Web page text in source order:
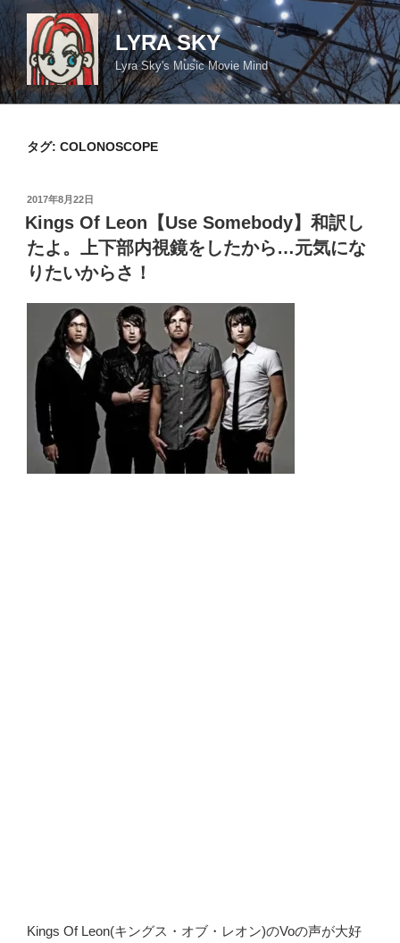
コ
ン
テ
ン
ツ
LYRA SKY
Lyra Sky's Music Movie Mind
タグ: COLONOSCOPE
投
稿
日:
2017年8月22日
Kings Of Leon【Use Somebody】和訳し
たよ。上下部内視鏡をしたから…元気にな
りたいからさ！
Kings Of Leon(キングス・オブ・レオン)のVoの声が大好